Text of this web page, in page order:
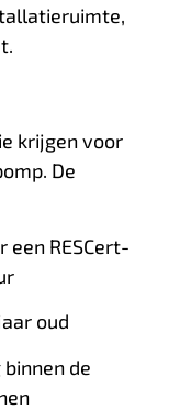
krijgen voor
De
RESCert-
oud
de